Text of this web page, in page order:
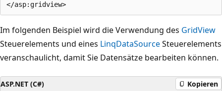
Im folgenden Beispiel wird die Verwendung des GridView
Steuerelements und eines LinqDataSourceSteuerelements
veranschaulicht, damit Sie Datensätze bearbeiten können.
ASP.NET (C#) Kopieren